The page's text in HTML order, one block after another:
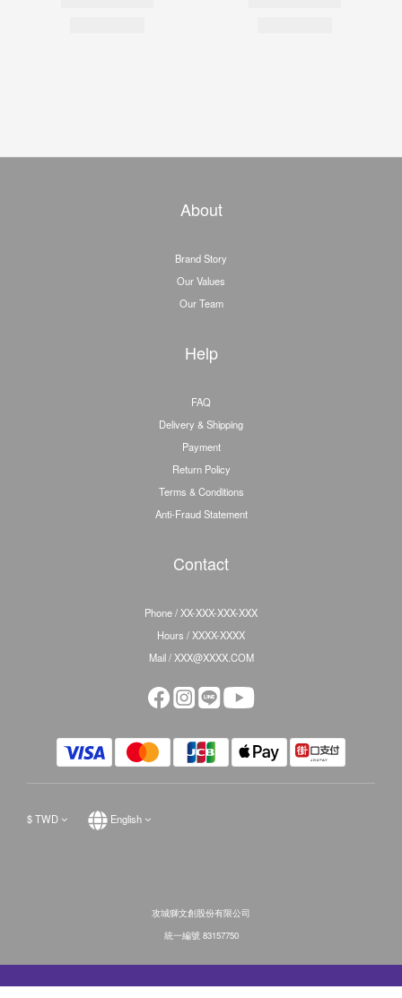
About
Brand Story
Our Values
Our Team
Help
FAQ
Delivery & Shipping
Payment
Return Policy
Terms & Conditions
Anti-Fraud Statement
Contact
Phone / XX-XXX-XXX-XXX
Hours / XXXX-XXXX
Mail / XXX@XXXX.COM
$TWD English
攻城獅文創股份有限公司
統一編號 83157750